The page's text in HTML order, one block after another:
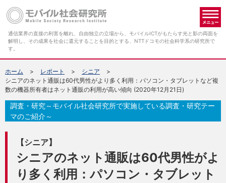
通信業界の直接の利害を離れ、自由独立の立場から、モバイルICTがもたらす光と影の両面を
解明し、その成果を社会に還元することを目的とする、NTTドコモの社会科学系の研究所で
す。
ホーム レポート
シニア
シニアのネット通販は60代男性がより多く利用：パソコン・タブレットなど複
数の機器所有者はネット通販の利用が高い傾向 (2020年12月21日)
【シニア】
シニアのネット通販は60代男性がよ
り多く利用：パソコン・タブレット
調査・研究～モバイル社会研究所で実施している調査・研究テー
マのご紹介～